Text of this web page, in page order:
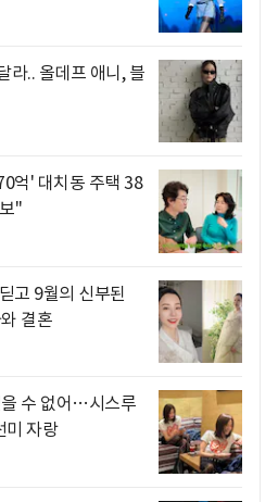
라.. 올데프 애니, 블
억' 대치동 주택 38
"
고 9월의 신부된
결혼
수 없어…시스루
미 자랑